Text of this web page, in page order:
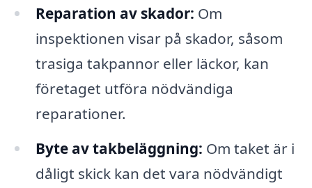
Reparation av skador: Om
inspektionen visar på skador, såsom
trasiga takpannor eller läckor, kan
företaget utföra nödvändiga
reparationer.
Byte av takbeläggning: Om taket är i
dåligt skick kan det vara nödvändigt